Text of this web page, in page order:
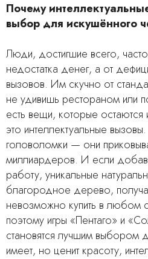
Почему
выбор для искушённого
Люди, достигшие всего,
недостатка денег, а от
вызовов. Им скучно от
не удивишь рестораном или
есть вещи, которые
это интеллектуальные
головоломки — они
миллиардеров. И если
работу, уникальные
благородное дерево,
невозможно купить в любом
поэтому игры «Пентаго» и
становятся лучшим выбором
имеет, но ценит красоту,